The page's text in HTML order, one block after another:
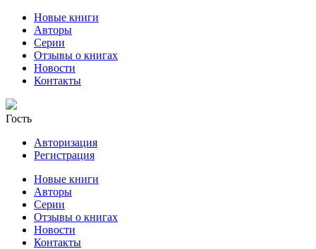
Новые книги
Авторы
Серии
Отзывы о книгах
Новости
Контакты
Гость
Авторизация
Регистрация
Новые книги
Авторы
Серии
Отзывы о книгах
Новости
Контакты